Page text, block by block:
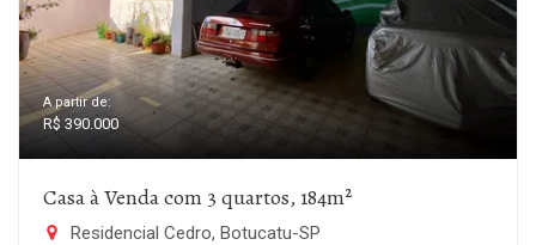
A partir de:
R$ 390.000
Casa à Venda com 3 quartos, 184m²
Residencial Cedro, Botucatu-SP